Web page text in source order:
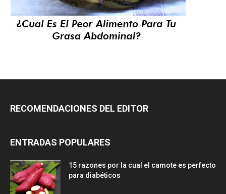
RECOMENDACIONES DEL EDITOR
ENTRADAS POPULARES
15 razones por la cual el camote es perfecto
para diabéticos